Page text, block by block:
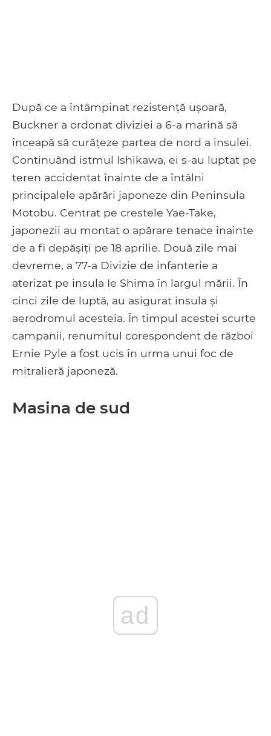
După ce a întâmpinat rezistență ușoară,
Buckner a ordonat diviziei a 6-a marină să
înceapă să curățeze partea de nord a insulei.
Continuând istmul Ishikawa, ei s-au luptat pe
teren accidentat înainte de a întâlni
principalele apărări japoneze din Peninsula
Motobu. Centrat pe crestele Yae-Take,
japonezii au montat o apărare tenace înainte
de a fi depășiți pe 18 aprilie. Două zile mai
devreme, a 77-a Divizie de infanterie a
aterizat pe insula Ie Shima în largul mării. În
cinci zile de luptă, au asigurat insula și
aerodromul acesteia. În timpul acestei scurte
campanii, renumitul corespondent de război
Ernie Pyle a fost ucis în urma unui foc de
mitralieră japoneză.
Masina de sud
ad